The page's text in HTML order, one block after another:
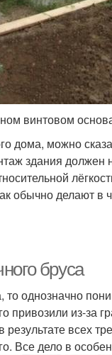
винтовом
дома, можно
здания должен
обычно делают в
бруса
то однозначно
привозили из-
всех
Все дело в